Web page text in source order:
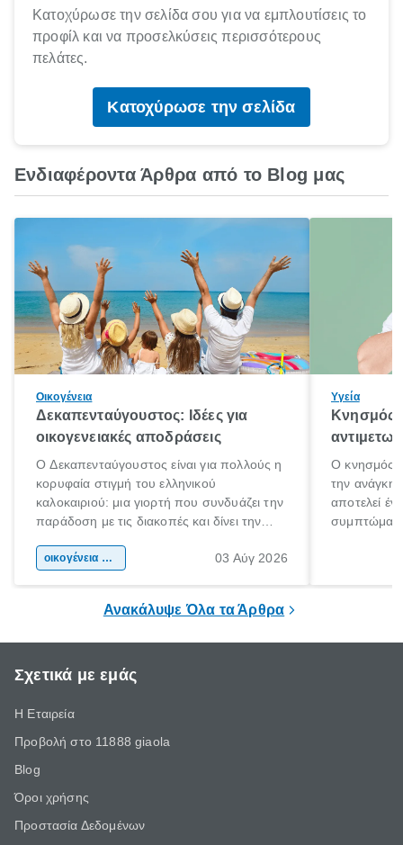
Κατοχύρωσε την σελίδα σου για να εμπλουτίσεις το
προφίλ και να προσελκύσεις περισσότερους
πελάτες.
Κατοχύρωσε την σελίδα
Ενδιαφέροντα Άρθρα από το Blog μας
Οικογένεια
Δεκαπενταύγουστος: Ιδέες για
οικογενειακές αποδράσεις
Ο Δεκαπενταύγουστος είναι για πολλούς η
κορυφαία στιγμή του ελληνικού
καλοκαιριού: μια γιορτή που συνδυάζει την
παράδοση με τις διακοπές και δίνει την
χώρας. Είτε πρόκειται για λίγες μέρες
οικογένεια & παιδί 03 Αύγ 2026
Υγεία
Κνησμός:
Ο κνησμός
την ανάγκη
αποτελεί
Ανακάλυψε Όλα τα Άρθρα
Σχετικά με εμάς
Η Εταιρεία
Προβολή στο 11888 giaola
Blog
Όροι χρήσης
Προστασία Δεδομένων